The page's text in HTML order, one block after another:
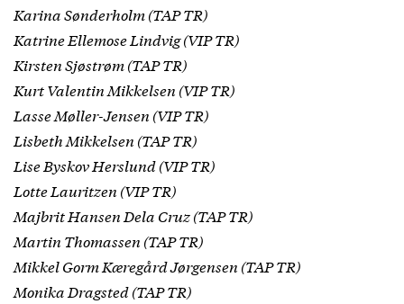
Karina Sønderholm (TAP TR)
Katrine Ellemose Lindvig (VIP TR)
Kirsten Sjøstrøm (TAP TR)
Kurt Valentin Mikkelsen (VIP TR)
Lasse Møller-Jensen (VIP TR)
Lisbeth Mikkelsen (TAP TR)
Lise Byskov Herslund (VIP TR)
Lotte Lauritzen (VIP TR)
Majbrit Hansen Dela Cruz (TAP TR)
Martin Thomassen (TAP TR)
Mikkel Gorm Kæregård Jørgensen (TAP TR)
Monika Dragsted (TAP TR)